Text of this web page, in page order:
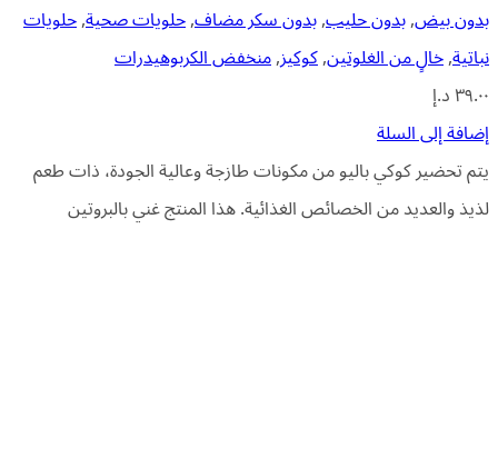
بدون بيض,بدون حليب,بدون سكر مضاف,حلويات صحية,حلويات
نباتية,خالٍ من الغلوتين,كوكيز,منخفض الكربوهيدرات
٣٩.٠٠د.إ
إضافة إلى السلة
يتم تحضير كوكي باليو من مكونات طازجة وعالية الجودة، ذات طعم
لذيذ والعديد من الخصائص الغذائية. هذا المنتج غني بالبروتين